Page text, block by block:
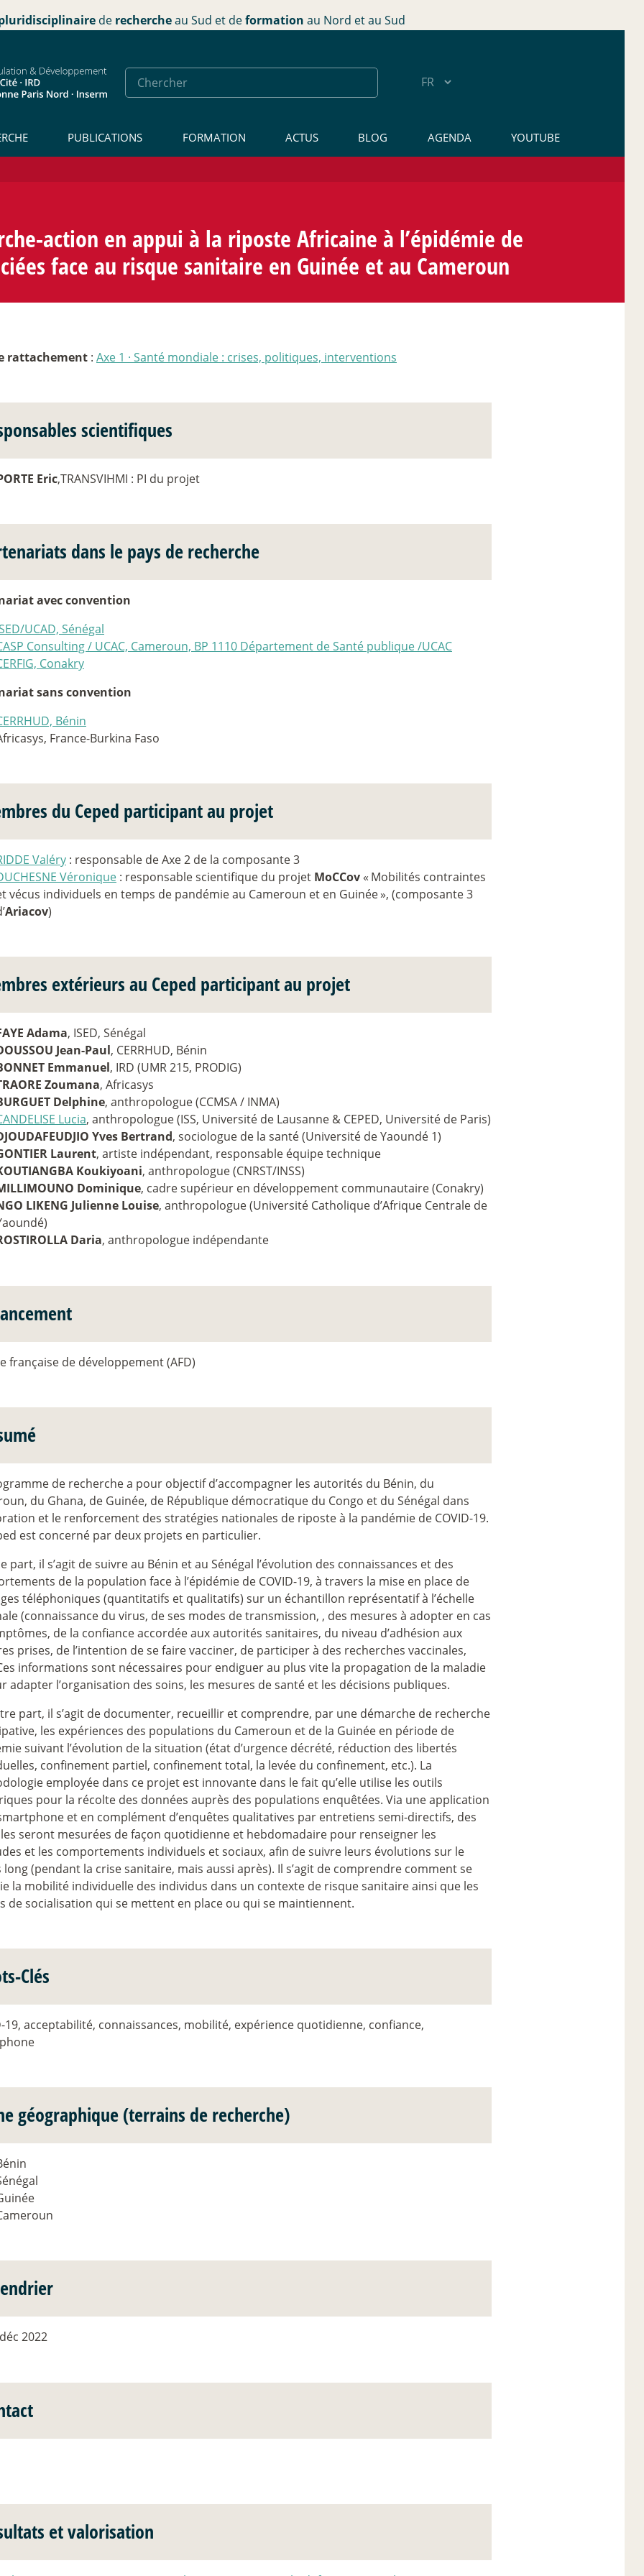
de rechercheau Sud et deformation au Nord et au Sud
PUBLICATIONS FORMATION ACTUS BLOG AGENDA YOUTUBE
action en appui à la riposte Africaine à l’épidémie de
face au risque sanitaire en Guinée et au Cameroun
rattachement : Axe 1 · Santé mondiale : crises, politiques, interventions
scientifiques
Eric,TRANSVIHMI : PI du projet
dans le pays de recherche
avec convention
UCAD, Sénégal
Consulting / UCAC, Cameroun, BP 1110 Département de Santé publique /UCAC
Conakry
sans convention
Bénin
France-Burkina Faso
du Ceped participant au projet
Valéry : responsable de Axe 2 de la composante 3
Véronique : responsable scientifique du projet MoCCov « Mobilités contraintes
vécus individuels en temps de pandémie au Cameroun et en Guinée», (composante 3
Ariacov)
extérieurs au Ceped participant au projet
Adama, ISED, Sénégal
Jean-Paul, CERRHUD, Bénin
Emmanuel, IRD (UMR 215, PRODIG)
Zoumana, Africasys
Delphine, anthropologue (CCMSA / INMA)
Lucia, anthropologue (ISS, Université de Lausanne & CEPED, Université de Paris)
Yves Bertrand, sociologue de la santé (Université de Yaoundé 1)
Laurent, artiste indépendant, responsable équipe technique
Koukiyoani, anthropologue (CNRST/INSS)
Dominique, cadre supérieur en développement communautaire (Conakry)
LIKENG Julienne Louise, anthropologue (Université Catholique d’Afrique Centrale de
Daria, anthropologue indépendante
française de développement (AFD)
de recherche a pour objectif d’accompagner les autorités du Bénin, du
du Ghana, de Guinée, de République démocratique du Congo et du Sénégal dans
et le renforcement des stratégies nationales de riposte à la pandémie de COVID-19.
est concerné par deux projets en particulier.
part, il s’agit de suivre au Bénin et au Sénégal l’évolution des connaissances et des
de la population face à l’épidémie de COVID-19, à travers la mise en place de
téléphoniques (quantitatifs et qualitatifs) sur un échantillon représentatif à l’échelle
(connaissance du virus, de ses modes de transmission, , des mesures à adopter en cas
de la confiance accordée aux autorités sanitaires, du niveau d’adhésion aux
prises, de l’intention de se faire vacciner, de participer à des recherches vaccinales,
informations sont nécessaires pour endiguer au plus vite la propagation de la maladie
adapter l’organisation des soins, les mesures de santé et les décisions publiques.
part, il s’agit de documenter, recueillir et comprendre, par une démarche de recherche
les expériences des populations du Cameroun et de la Guinée en période de
suivant l’évolution de la situation (état d’urgence décrété, réduction des libertés
confinement partiel, confinement total, la levée du confinement, etc.). La
employée dans ce projet est innovante dans le fait qu’elle utilise les outils
pour la récolte des données auprès des populations enquêtées. Via une application
et en complément d’enquêtes qualitatives par entretiens semi-directifs, des
seront mesurées de façon quotidienne et hebdomadaire pour renseigner les
et les comportements individuels et sociaux, afin de suivre leurs évolutions sur le
(pendant la crise sanitaire, mais aussi après). Il s’agit de comprendre comment se
la mobilité individuelle des individus dans un contexte de risque sanitaire ainsi que les
de socialisation qui se mettent en place ou qui se maintiennent.
Clés
19, acceptabilité, connaissances, mobilité, expérience quotidienne, confiance,
géographique (terrains de recherche)
2022
et valorisation